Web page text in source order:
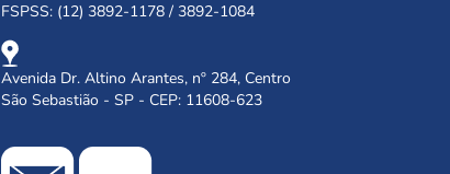
FSPSS: (12) 3892-1178 / 3892-1084
Avenida Dr. Altino Arantes, nº 284, Centro
São Sebastião - SP - CEP: 11608-623